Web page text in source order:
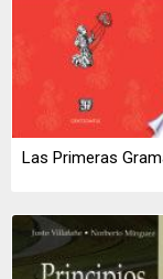
Las Primeras